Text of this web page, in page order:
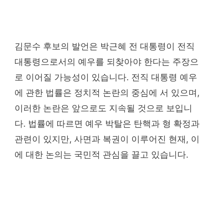
김문수 후보의 발언은 박근혜 전 대통령이 전직
대통령으로서의 예우를 되찾아야 한다는 주장으
로 이어질 가능성이 있습니다. 전직 대통령 예우
에 관한 법률은 정치적 논란의 중심에 서 있으며,
이러한 논란은 앞으로도 지속될 것으로 보입니
다. 법률에 따르면 예우 박탈은 탄핵과 형 확정과
관련이 있지만, 사면과 복권이 이루어진 현재, 이
에 대한 논의는 국민적 관심을 끌고 있습니다.